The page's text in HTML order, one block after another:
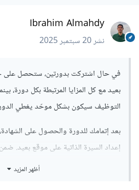
Ibrahim Almahdy
نشر20 سبتمبر 2025
في حال اشتركت بدورتين، ستحصل على
بعيد مع كل المزايا المرتبطة بكل دورة،
التوظيف سيكون بشكل موحّد يغطي
بعد إتمامك للدورة والحصول على
إعداد السيرة الذاتية على موقع بعيد.
معك فريق التوظيف مقابلة قصيرة للتعرف
أظهر المزيد